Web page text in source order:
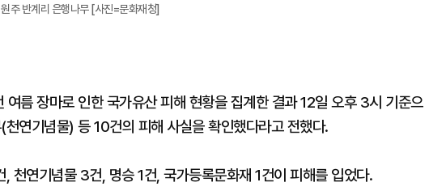
주 반계리 은행나무 [사진=문화재청]
름 장마로 인한 국가유산 피해 현황을 집계한 결과 12일 오후 3시 기준으
연기념물) 등 10건의 피해 사실을 확인했다라고 전했다.
천연기념물 3건, 명승 1건, 국가등록문화재 1건이 피해를 입었다.